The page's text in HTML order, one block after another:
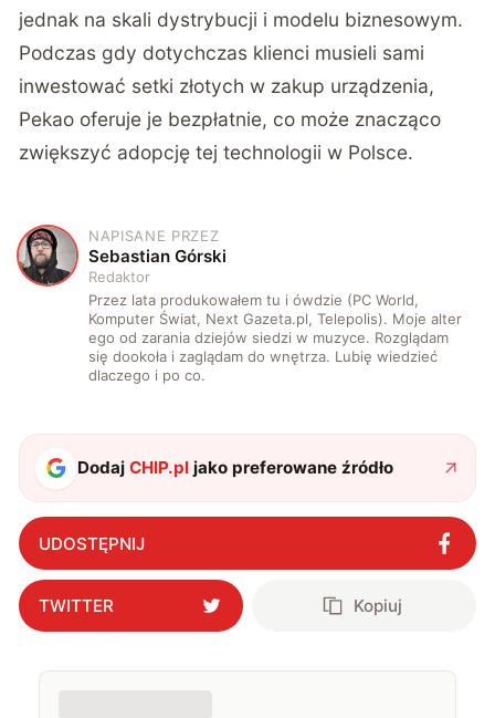
jednak na skali dystrybucji i modelu biznesowym.
Podczas gdy dotychczas klienci musieli sami
inwestować setki złotych w zakup urządzenia,
Pekao oferuje je bezpłatnie, co może znacząco
zwiększyć adopcję tej technologii w Polsce.
S
NAPISANE PRZEZ
Sebastian Górski
Redaktor
Przez lata produkowałem tu i ówdzie (PC World,
Komputer Świat, Next Gazeta.pl, Telepolis). Moje alter
ego od zarania dziejów siedzi w muzyce. Rozglądam
się dookoła i zaglądam do wnętrza. Lubię wiedzieć
dlaczego i po co.
DodajCHIP.pl jako preferowane źródło
UDOSTĘPNIJ
TWITTER Kopiuj